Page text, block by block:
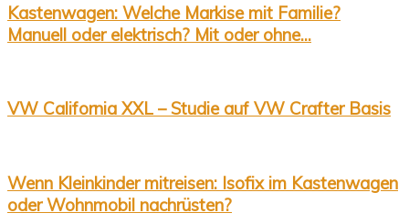
Kastenwagen: Welche Markise mit Familie?
Manuell oder elektrisch? Mit oder ohne...
VW California XXL – Studie auf VW Crafter Basis
Wenn Kleinkinder mitreisen: Isofix im Kastenwagen
oder Wohnmobil nachrüsten?